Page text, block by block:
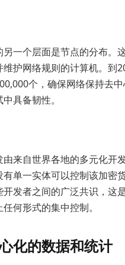
一个层面是节点的分布。
护网络规则的计算机。到
个，确保网络保持去
具备韧性。
来自世界各地的多元化开
单一实体可以控制该加密
发者之间的广泛共识，这
何形式的集中控制。
化的数据和统计